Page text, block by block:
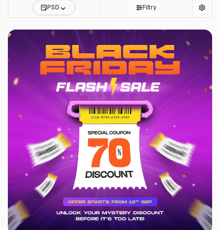
PSD Filtry